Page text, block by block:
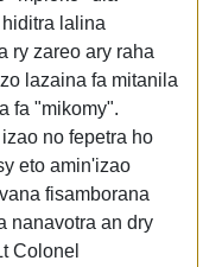
lalina
ry zareo ary raha
lazaina fa mitanila
fa "mikomy".
no fepetra ho
eto amin'izao
fisamborana
nanavotra an dry
Colonel